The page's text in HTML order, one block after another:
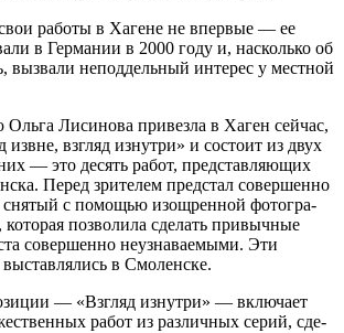
работы в Хагене не впер­вые — ее
в Гер­ма­нии в 2000 году и, насколько об
вызвали непод­дель­ный инте­рес у мест­ной
Лиси­нова при­везла в Хаген сей­час,
извне, взгляд изнутри» и состоит из двух
— это десять работ, пред­став­ля­ю­щих
Перед зри­те­лем пред­стал совер­шенно
с помо­щью изощ­рен­ной фото­гра­
поз­во­лила сде­лать при­выч­ные
совер­шенно неузна­ва­е­мыми. Эти
в Смо­лен­ске.
— «Взгляд изнутри» — вклю­чает
работ из раз­лич­ных серий, сде­